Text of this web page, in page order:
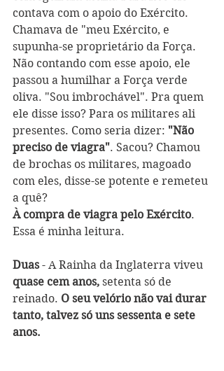
contava com o apoio do Exército.
Chamava de "meu Exército, e
supunha-se proprietário da Força.
Não contando com esse apoio, ele
passou a humilhar a Força verde
oliva. "Sou imbrochável". Pra quem
ele disse isso? Para os militares ali
presentes. Como seria dizer: "Não
preciso de viagra". Sacou? Chamou
de brochas os militares, magoado
com eles, disse-se potente e remeteu
a quê?
À compra de viagra pelo Exército.
Essa é minha leitura.
Duas - A Rainha da Inglaterra viveu
quase cem anos, setenta só de
reinado. O seu velório não vai durar
tanto, talvez só uns sessenta e sete
anos.